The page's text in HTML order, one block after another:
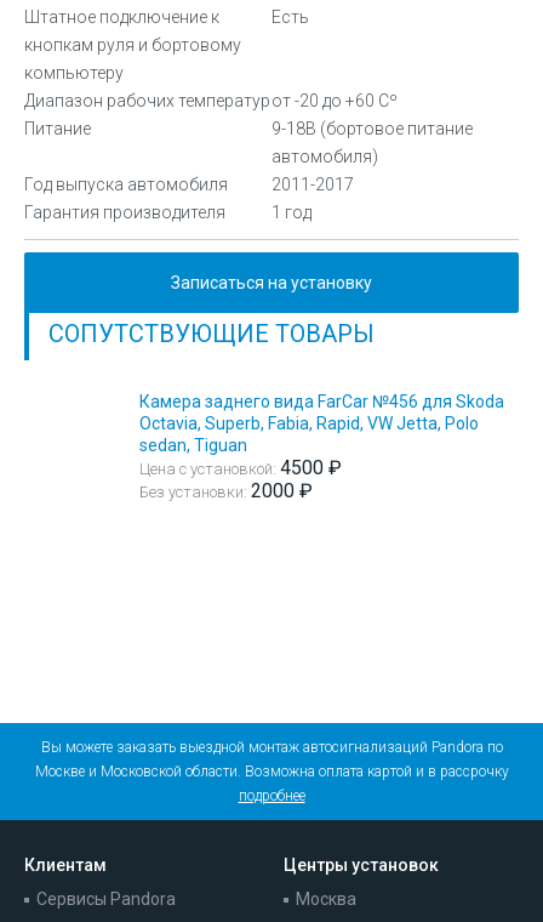
Штатное подключение к
кнопкам руля и бортовому
компьютеру
Есть
Диапазон рабочих температурот -20 до +60 Сº
Питание
9-18В (бортовое питание
автомобиля)
Год выпуска автомобиля
2011-2017
Гарантия производителя
1 год
Записаться на установку
СОПУТСТВУЮЩИЕ ТОВАРЫ
Камера заднего вида FarCar №456 для Skoda
Octavia, Superb, Fabia, Rapid, VW Jetta, Polo
sedan, Tiguan
Цена с установкой: 4500 ₽
Без установки: 2000 ₽
Вы можете заказать выездной монтаж автосигнализаций Pandora по
Москве и Московской области. Возможна оплата картой и в рассрочку
подробнее
Клиентам
Сервисы Pandora
Центры установок
Москва